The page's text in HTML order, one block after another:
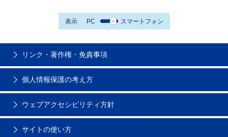
表示 PC スマートフォン
リンク・著作権・免責事項
個人情報保護の考え方
ウェブアクセシビリティ方針
サイトの使い方